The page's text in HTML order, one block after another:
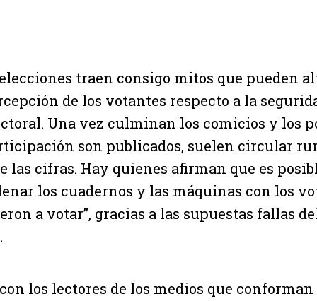
traen consigo mitos que pueden
de los votantes respecto a la
Una vez culminan los comicios y los
son publicados, suelen circular
las cifras. Hay quienes afirman que es
los cuadernos y las máquinas con los
a votar”, gracias a las supuestas fallas
los lectores de los medios que